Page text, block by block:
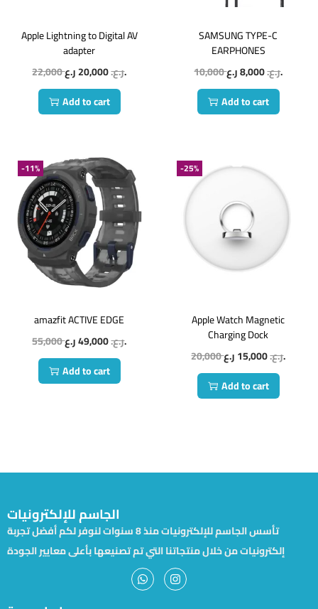
Apple Lightning to Digital AV
adapter
22,000
ر.ع.20,000
ر.ع.
Add to cart
SAMSUNG TYPE-C
EARPHONES
10,000
ر.ع.8,000
ر.ع.
Add to cart
-11%
amazfit ACTIVE EDGE
55,000
ر.ع.49,000
ر.ع.
Add to cart
-25%
Apple Watch Magnetic
Charging Dock
20,000
ر.ع.15,000
ر.ع.
Add to cart
الجاسم للإلكترونيات
تأسس الجاسم للإلكترونيات منذ 8 سنوات لنوفر لكم أفضل تجربة
إلكترونيات من خلال منتجاتنا التي تم تصنيعها بأعلى معايير الجودة